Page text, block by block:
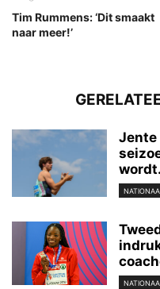
Tim Rummens: ‘Dit smaakt
naar meer!’
Jente